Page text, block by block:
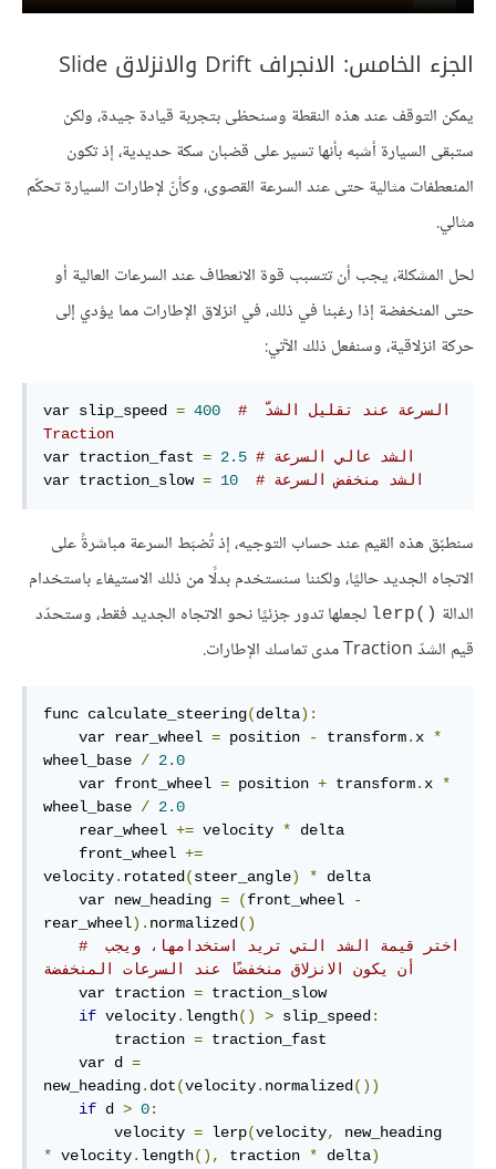
الجزء الخامس: الانجراف Drift والانزلاق Slide
يمكن التوقف عند هذه النقطة وسنحظى بتجربة قيادة جيدة، ولكن
ستبقى السيارة أشبه بأنها تسير على قضبان سكة حديدية، إذ تكون
المنعطفات مثالية حتى عند السرعة القصوى، وكأنّ لإطارات السيارة تحكّم
مثالي.
لحل المشكلة، يجب أن تتسبب قوة الانعطاف عند السرعات العالية أو
حتى المنخفضة إذا رغبنا في ذلك، في انزلاق الإطارات مما يؤدي إلى
حركة انزلاقية، وسنفعل ذلك الآتي:
var slip_speed = 400
# السرعة عند تقليل الشدّ‫
Traction
var traction_fast = 2.5
# الشد عالي السرعة
var traction_slow = 10 # الشد منخفض السرعة
سنطبّق هذه القيم عند حساب التوجيه، إذ تُضبَط السرعة مباشرةً على
الاتجاه الجديد حاليًا، ولكننا سنستخدم بدلًا من ذلك الاستيفاء باستخدام
الدالة lerp()‎ لجعلها تدور جزئيًا نحو الاتجاه الجديد فقط، وستحدّد
قيم الشدّ Traction مدى تماسك الإطارات.
func calculate_steering(delta):
    var rear_wheel
= position - transform. x *
wheel_base / 2.0
    var front_wheel
= position + transform. x *
wheel_base / 2.0
    rear_wheel
+= velocity * delta
    front_wheel
+=
velocity. rotated(steer_angle) * delta
    var new_heading
= (front_wheel
-
rear_wheel). normalized()
# اختر قيمة الشد التي تريد استخدامها، ويجب
أن يكون الانزلاق منخفضًا عند السرعات المنخفضة
    var traction
= traction_slow
if velocity. length() > slip_speed:
        traction
= traction_fast
    var d
=
new_heading. dot(velocity. normalized())
if d > 0:
        velocity
= lerp(velocity,
* velocity. length(), traction * delta)